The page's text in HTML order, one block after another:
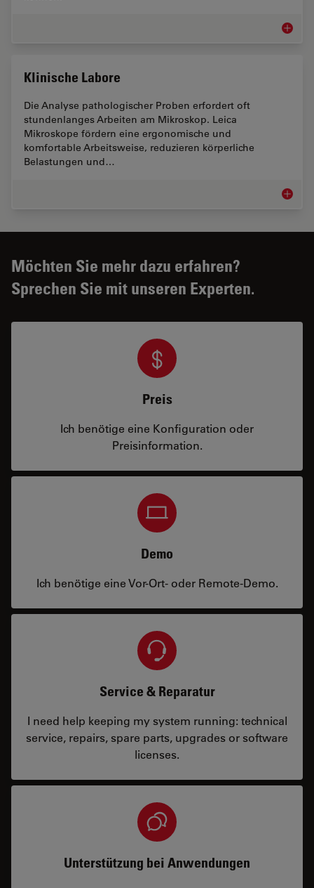
Klinische Labore
Die Analyse pathologischer Proben erfordert oft
stundenlanges Arbeiten am Mikroskop. Leica
Mikroskope fördern eine ergonomische und
komfortable Arbeitsweise, reduzieren körperliche
Belastungen und…
Möchten Sie mehr dazu erfahren?
Sprechen Sie mit unseren Experten.
Preis
Ich benötige eine Konfiguration oder
Preisinformation.
Demo
Ich benötige eine Vor-Ort- oder Remote-Demo.
Service & Reparatur
I need help keeping my system running: technical
service, repairs, spare parts, upgrades or software
licenses.
Unterstützung bei Anwendungen